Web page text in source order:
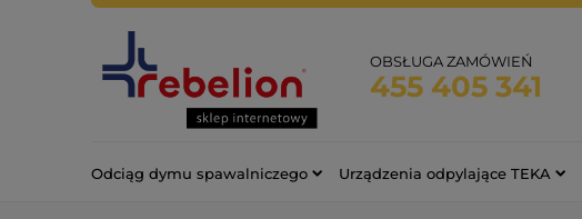
OBSŁUGA ZAMÓWIEŃ
455 405 341
Odciąg dymu spawalniczego Urządzenia odpylające TEKA